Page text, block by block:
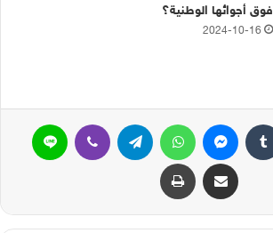
فوق أجوائها الوطنية؟
2024-10-16
ماسنجر واتساب تيلقرام ڤايبر
مشاركة عبر البريد طباعة